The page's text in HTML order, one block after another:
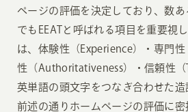
ページの評価を決定しており、数
でもEEATと呼ばれる項目を重要視
は、体験性（Experience）・専門
性（Authoritativeness）・信頼性
英単語の頭文字をつなぎ合わせた造
前述の通りホームページの評価に